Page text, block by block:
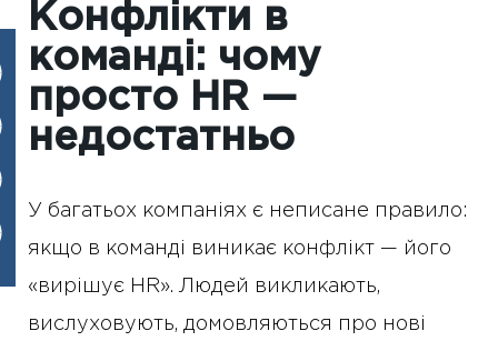
Конфлікти в
команді: чому
просто HR —
недостатньо
У багатьох компаніях є неписане правило:
якщо в команді виникає конфлікт — його
«вирішує HR». Людей викликають,
вислуховують, домовляються про нові